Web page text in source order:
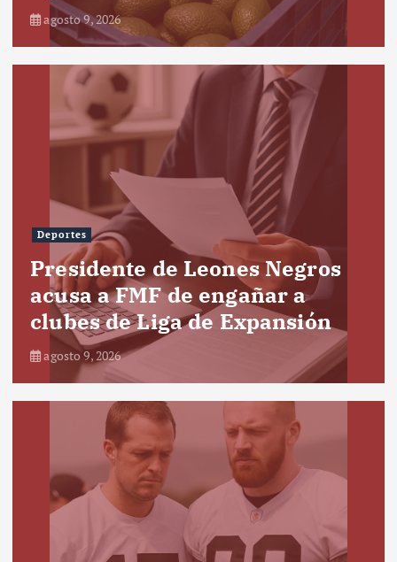
agosto 9, 2026
Deportes
Presidente de Leones Negros
acusa a FMF de engañar a
clubes de Liga de Expansión
agosto 9, 2026